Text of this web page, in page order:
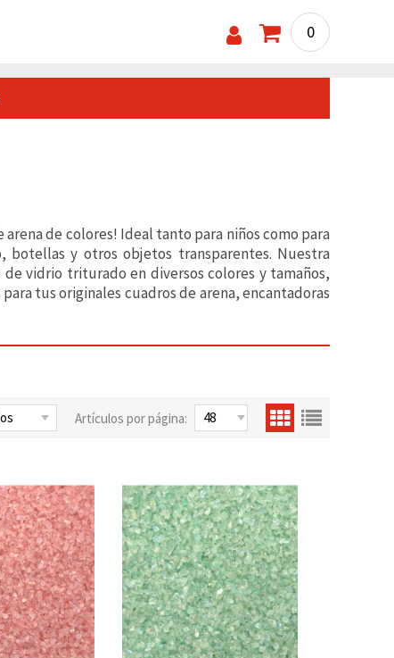
0
de colores! Ideal tanto para niños como para
y otros objetos transparentes. Nuestra
vidrio triturado en diversos colores y tamaños,
tus originales cuadros de arena, encantadoras
Artículos por página: